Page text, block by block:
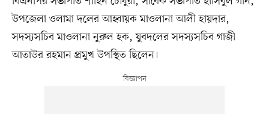
উপজেলা ওলামা দলের আহ্বায়ক মাওলানা আলী হায়দার,
সদস্যসচিব মাওলানা নুরুল হক, যুবদলের সদস্যসচিব গাজী
আতাউর রহমান প্রমুখ উপস্থিত ছিলেন।